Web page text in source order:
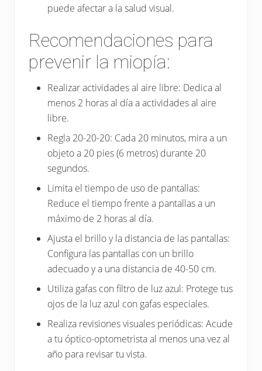
puede afectar a la salud visual.
Recomendaciones para
prevenir la miopía:
Realizar actividades al aire libre: Dedica al
menos 2 horas al día a actividades al aire
libre.
Regla 20-20-20: Cada 20 minutos, mira a un
objeto a 20 pies (6 metros) durante 20
segundos.
Limita el tiempo de uso de pantallas:
Reduce el tiempo frente a pantallas a un
máximo de 2 horas al día.
Ajusta el brillo y la distancia de las pantallas:
Configura las pantallas con un brillo
adecuado y a una distancia de 40-50 cm.
Utiliza gafas con filtro de luz azul: Protege tus
ojos de la luz azul con gafas especiales.
Realiza revisiones visuales periódicas: Acude
a tu óptico-optometrista al menos una vez al
año para revisar tu vista.